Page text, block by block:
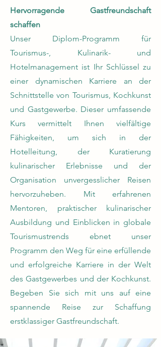
Hervorragende Gastfreundschaft
schaffen
Unser Diplom-Programm für
Tourismus-, Kulinarik- und
Hotelmanagement ist Ihr Schlüssel zu
einer dynamischen Karriere an der
Schnittstelle von Tourismus, Kochkunst
und Gastgewerbe. Dieser umfassende
Kurs vermittelt Ihnen vielfältige
Fähigkeiten, um sich in der
Hotelleitung, der Kuratierung
kulinarischer Erlebnisse und der
Organisation unvergesslicher Reisen
hervorzuheben. Mit erfahrenen
Mentoren, praktischer kulinarischer
Ausbildung und Einblicken in globale
Tourismustrends ebnet unser
Programm den Weg für eine erfüllende
und erfolgreiche Karriere in der Welt
des Gastgewerbes und der Kochkunst.
Begeben Sie sich mit uns auf eine
spannende Reise zur Schaffung
erstklassiger Gastfreundschaft.